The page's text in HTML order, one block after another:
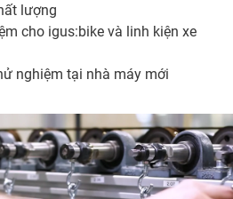
lượng
cho igus:bike và linh kiện xe
nghiệm tại nhà máy mới